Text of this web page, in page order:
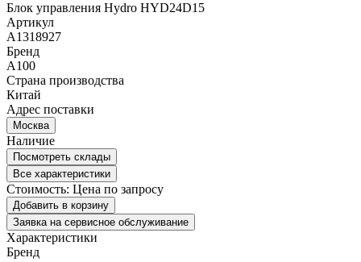
Блок управления Hydro HYD24D15
Артикул
A1318927
Бренд
A100
Страна производства
Китай
Адрес поставки
Москва
Наличие
Посмотреть склады
Все характеристики
Стоимость: Цена по запросу
Добавить в корзину
Заявка на сервисное обслуживание
Характеристики
Бренд